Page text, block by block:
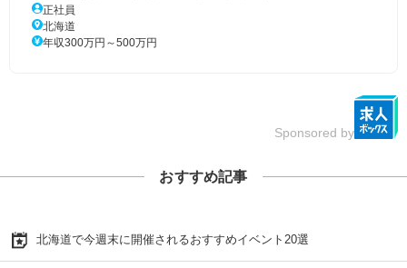
正社員
北海道
年収300万円～500万円
Sponsored by
おすすめ記事
北海道で今週末に開催されるおすすめイベント20選